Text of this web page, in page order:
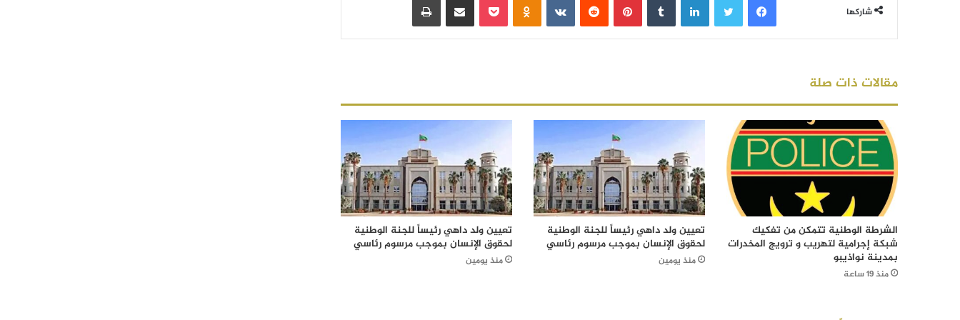
شاركها
مقالات ذات صلة
الشرطة الوطنية تتمكن من تفكيك
شبكة إجرامية لتهريب و ترويج المخدرات
بمدينة نواذيبو
منذ 19 ساعة
تعيين ولد داهي رئيساً للجنة الوطنية
لحقوق الإنسان بموجب مرسوم رئاسي
منذ يومين
تعيين ولد داهي رئيساً للجنة الوطنية
لحقوق الإنسان بموجب مرسوم رئاسي
منذ يومين